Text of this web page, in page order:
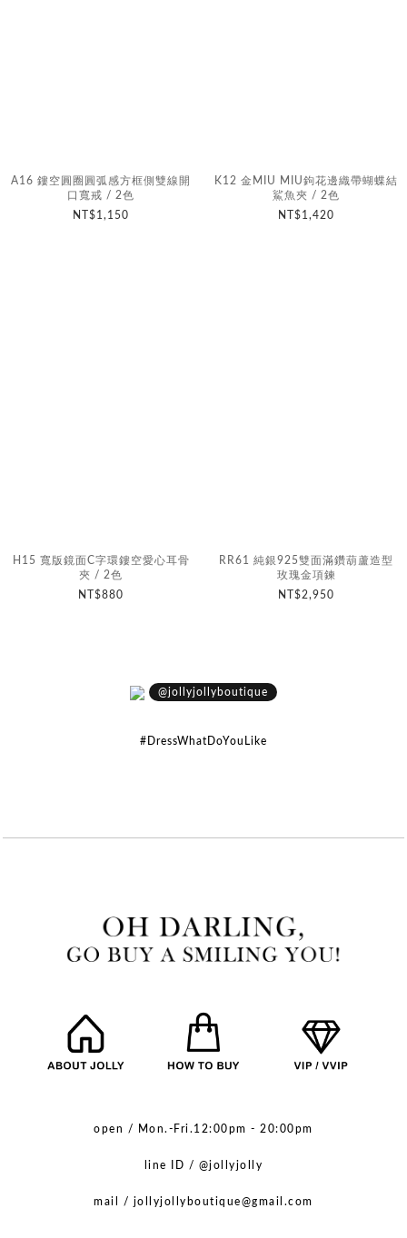
A16 鏤空圓圈圓弧感方框側雙線開
口寬戒 / 2色
NT$1,150
K12 金MIU MIU鉤花邊織帶蝴蝶結
鯊魚夾 / 2色
NT$1,420
H15 寬版鏡面C字環鏤空愛心耳骨
夾 / 2色
NT$880
RR61 純銀925雙面滿鑽葫蘆造型
玫瑰金項鍊
NT$2,950
@jollyjollyboutique
#DressWhatDoYouLike
open / Mon.-Fri.12:00pm - 20:00pm
line ID / @jollyjolly
mail / jollyjollyboutique@gmail.com